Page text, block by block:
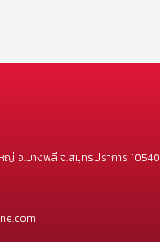
ญ่ อ.บางพลี จ.สมุทรปราการ 10540